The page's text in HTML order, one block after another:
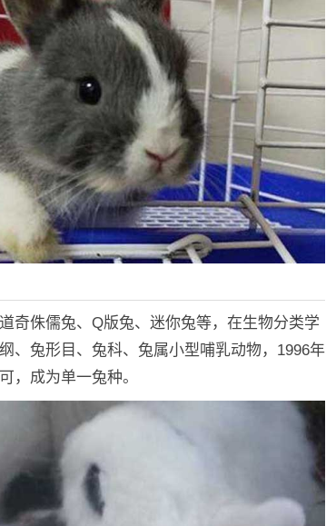
奇侏儒兔、Q版兔、迷你兔等，在生物分类学
、兔形目、兔科、兔属小型哺乳动物，1996年
，成为单一兔种。